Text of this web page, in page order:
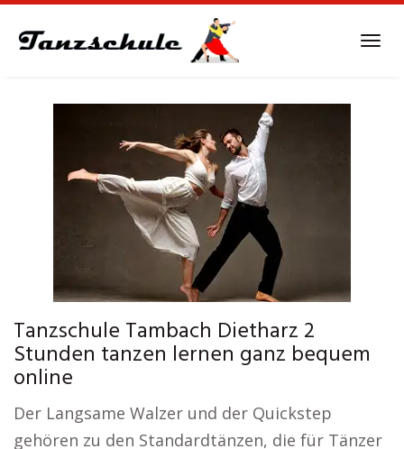
Tanzschule Tambach Dietharz 2
Stunden tanzen lernen ganz bequem
online
Der Langsame Walzer und der Quickstep
gehören zu den Standardtänzen, die für Tänzer